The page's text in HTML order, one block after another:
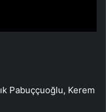
Pabuççuoğlu, Kerem